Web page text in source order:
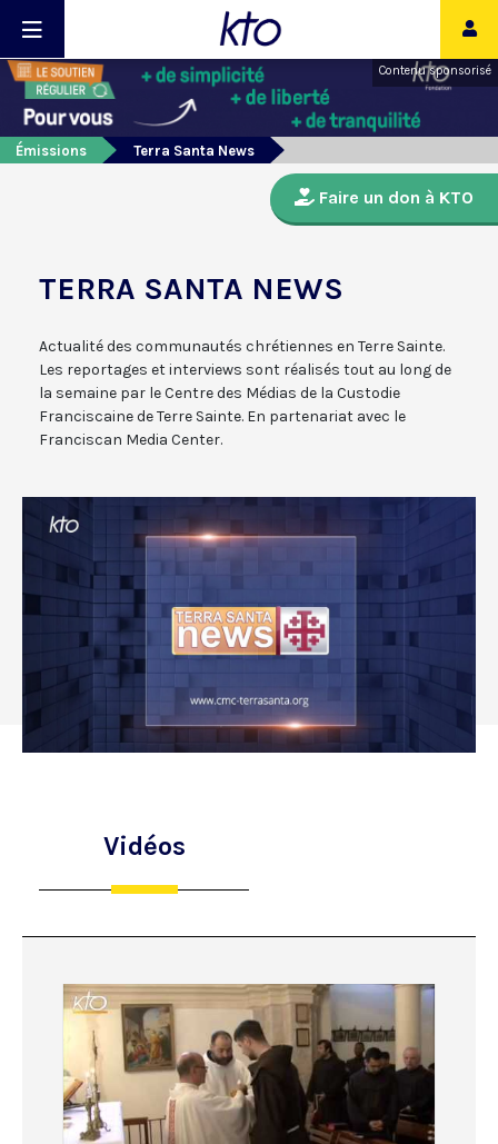
Contenu sponsorisé
Émissions Terra Santa News
Faire un don à KTO
TERRA SANTA NEWS
Actualité des communautés chrétiennes en Terre Sainte.
Les reportages et interviews sont réalisés tout au long de
la semaine par le Centre des Médias de la Custodie
Franciscaine de Terre Sainte. En partenariat avec le
Franciscan Media Center.
Vidéos